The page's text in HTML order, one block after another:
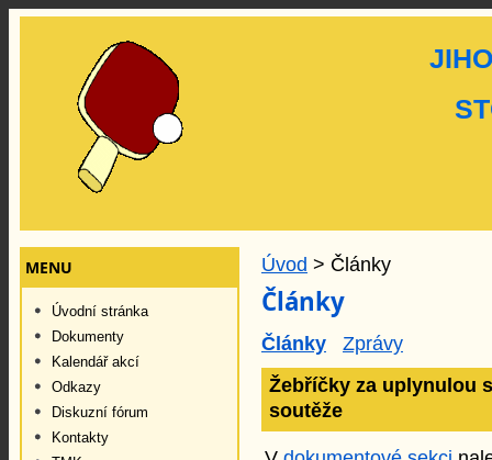
Úvod > Články
Články
Články
Zprávy
Žebříčky za uplynulou
soutěže
MENU
Úvodní stránka
Dokumenty
Kalendář akcí
Odkazy
Diskuzní fórum
Kontakty